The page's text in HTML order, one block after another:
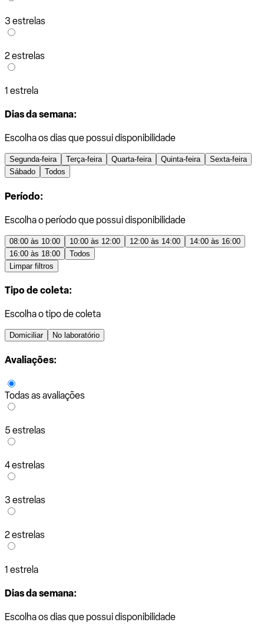
3 estrelas
2 estrelas
1 estrela
Dias da semana:
Escolha os dias que possui disponibilidade
Segunda-feira Terça-feira Quarta-feira Quinta-feira
Sexta-feira
Sábado
Todos
Período:
Escolha o período que possui disponibilidade
08:00 às 10:00 10:00 às 12:00 12:00 às 14:00
14:00 às 16:00
16:00 às 18:00
Todos
Limpar filtros
Tipo de coleta:
Escolha o tipo de coleta
Domiciliar No laboratório
Avaliações:
Todas as avaliações
5 estrelas
4 estrelas
3 estrelas
2 estrelas
1 estrela
Dias da semana:
Escolha os dias que possui disponibilidade